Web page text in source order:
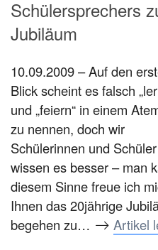
Schülersprechers
Jubiläum
10.09.2009 – Auf den
Blick scheint es falsch
und „feiern“ in einem
zu nennen, doch wir
Schülerinnen und Schüler
wissen es besser – man
diesem Sinne freue ich
Ihnen das 20jährige
begehen zu…
Artikel